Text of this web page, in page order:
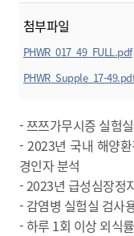
첨부파일
PHWR_017_49_FULL.pdf
PHWR_Supple_17-
- 쯔쯔가무시증 실험
- 2023년 국내 해양
경인자 분석
- 2023년 급성심장정
- 감염병 실험실 검사
- 하루 1회 이상 외식